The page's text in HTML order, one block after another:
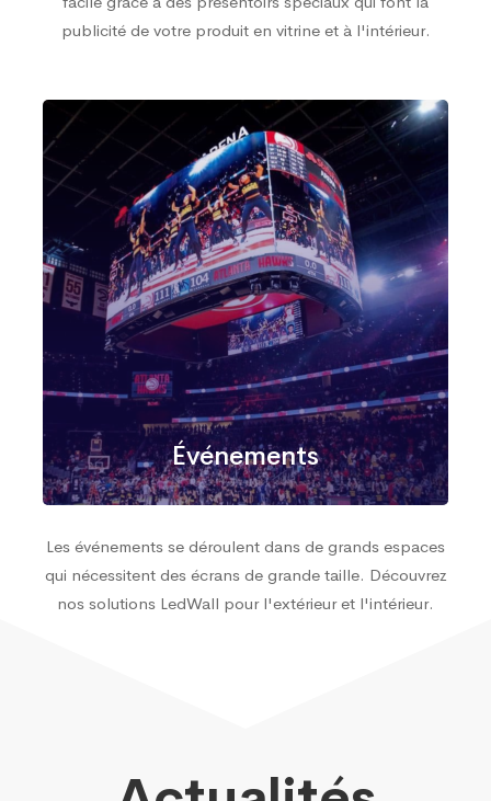
publicité de votre produit en vitrine et à l'intérieur.
Événements
Les événements se déroulent dans de grands espaces
qui nécessitent des écrans de grande taille. Découvrez
nos solutions LedWall pour l'extérieur et l'intérieur.